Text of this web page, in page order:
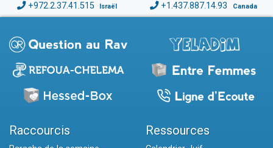
+972.2.37.41.515 Israël +1.437.887.14.93 Canada
Raccourcis Ressources